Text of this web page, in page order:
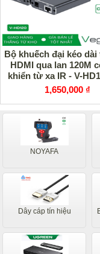
Bộ khuếch đại kéo dài
HDMI qua lan 120M
khiển từ xa IR - V-
cấp
1,650,000 ₫
NOYAFA
Dây cáp tín hiệu